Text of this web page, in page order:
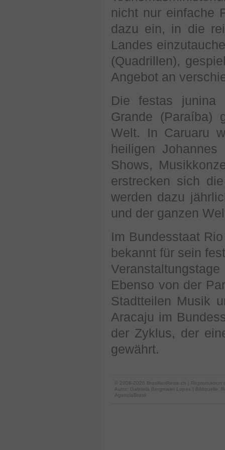
nicht nur einfache
dazu ein, in die
Landes
(Quadrillen),
Angebot an
Die festas junina
Grande (Paraíba)
Welt. In Caruaru
heiligen
Shows,
erstrecken sich
werden dazu
und der ganzen
Im Bundesstaat
bekannt für sein
Ebenso von der
Stadtteilen Musik
Aracaju im
der Zyklus, der
gewährt.
© 2008-2026 BrasilienReise.ch | Reproduktion
Autor: Gabriela Bergmaier Lopes
| Bildquelle:
AgenciaBrasil